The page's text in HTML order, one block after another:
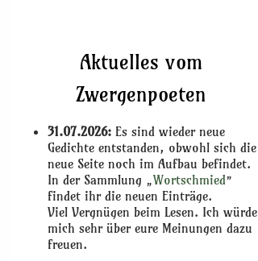
Aktuelles vom
Zwergenpoeten
31.07.2026: Es sind wieder neue
Gedichte entstanden, obwohl sich die
neue Seite noch im Aufbau befindet.
In der Sammlung „Wortschmied”
findet ihr die neuen Einträge.
Viel Vergnügen beim Lesen. Ich würde
mich sehr über eure Meinungen dazu
freuen.